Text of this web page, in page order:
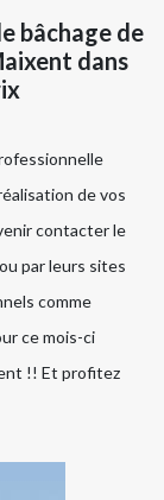
bâchage de
dans
de vos
contacter le
par leurs sites
comme
ce mois-ci
!! Et profitez